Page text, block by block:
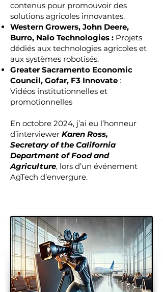
contenus pour promouvoir des
solutions agricoles innovantes.
Western Growers, John Deere,
Burro, Naïo Technologies : Projets
dédiés aux technologies agricoles et
aux systèmes robotisés.
Greater Sacramento Economic
Council, Gofar, F3 Innovate :
Vidéos institutionnelles et
promotionnelles
En octobre 2024, j’ai eu l’honneur
d’interviewer Karen Ross,
Secretary of the California
Department of Food and
Agriculture, lors d’un événement
AgTech d’envergure.